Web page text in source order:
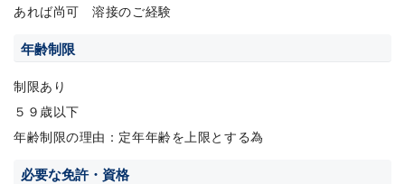
あれば尚可 溶接のご経験
年齢制限
制限あり
５９歳以下
年齢制限の理由：定年年齢を上限とする為
必要な免許・資格